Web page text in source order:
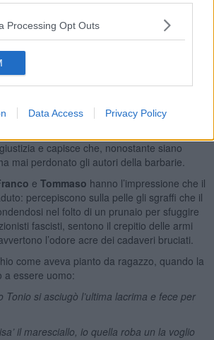
Processing Opt Outs
Data Access Privacy Policy
vecchio motore fermo da tempo; fu
durissime, inaspettate nel cordiale
con numerosi lucciconi che, scivolando
invano di passare inosservati:
alla Resistenza come staffetta ed era stato
dei 560 abitanti e sfollati di Sant’Anna; ne
mai fatto in vita sua, richiamando tutte le
e capisce che, nonostante siano
mai perdonato gli autori della barbarie.
e Tommaso hanno l’impressione che il
percepiscono sulla pelle gli sgraffi che il
nel folto di un prunaio per sfuggire
fascisti, sentono il crepitio delle armi
l’odore acre dei cadaveri bruciati.
come aveva pianto da ragazzo, quando la
a essere uomo:
Tonio si asciugò l’ultima lacrima e fece per
il maresciallo, io quella roba un la voglio